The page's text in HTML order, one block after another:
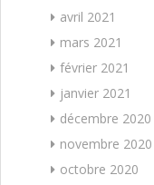
avril 2021
mars 2021
février 2021
janvier 2021
décembre 2020
novembre 2020
octobre 2020